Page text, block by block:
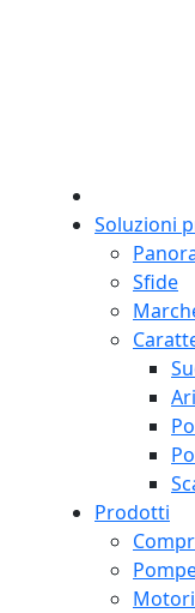
Soluzioni
Sfide
Prodotti